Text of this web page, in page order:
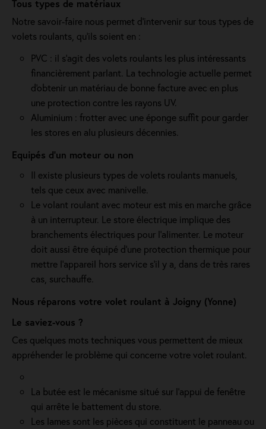
Tous types de matériaux
Notre savoir-faire nous permet d'intervenir sur tous types de
volets roulants, qu'ils soient en :
PVC : il s'agit des volets roulants les plus intéressants
financièrement parlant. La technologie actuelle permet
d'obtenir un matériau de bonne facture avec en plus
une protection contre les rayons UV.
Aluminium : frotter avec une éponge suffit pour garder
les stores en alu plusieurs décennies.
Equipés d'un moteur ou non
Il existe plusieurs types de volets roulants manuels,
tels que ceux avec manivelle.
Le volant roulant avec moteur est mis en marche grâce
à un interrupteur. Le store électrique implique des
branchements électriques pour l'alimenter. Le moteur
doit aussi être équipé d'une protection thermique pour
mettre l'appareil hors service s'il y a, dans de très rares
cas, surchauffe.
Nous réparons votre volet roulant à Joigny (Yonne)
Le saviez-vous ?
Ces quelques mots techniques vous permettent de mieux
appréhender le problème qui concerne votre volet roulant.
La butée est le mécanisme situé sur l’appui de fenêtre
qui arrête le battement du store.
Les lames sont les pièces qui constituent le panneau ou